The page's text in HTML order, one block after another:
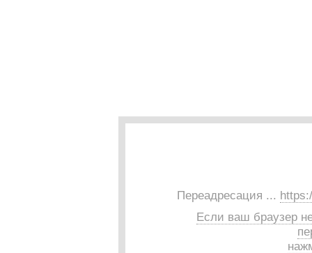
Переадресация ...
Если ваш браузер